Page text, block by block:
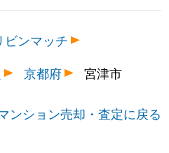
ンマッチ
京都府 宮津市
ンション売却・査定に戻る